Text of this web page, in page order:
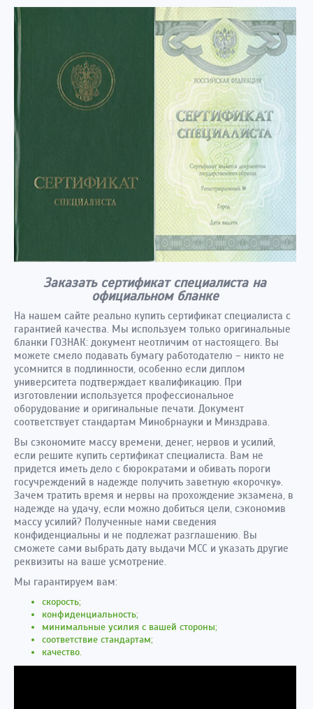
Заказать сертификат специалиста на
официальном бланке
На нашем сайте реально купить сертификат специалиста с
гарантией качества. Мы используем только оригинальные
бланки ГОЗНАК: документ неотличим от настоящего. Вы
можете смело подавать бумагу работодателю – никто не
усомнится в подлинности, особенно если диплом
университета подтверждает квалификацию. При
изготовлении используется профессиональное
оборудование и оригинальные печати. Документ
соответствует стандартам Минобрнауки и Минздрава.
Вы сэкономите массу времени, денег, нервов и усилий,
если решите купить сертификат специалиста. Вам не
придется иметь дело с бюрократами и обивать пороги
госучреждений в надежде получить заветную «корочку».
Зачем тратить время и нервы на прохождение экзамена, в
надежде на удачу, если можно добиться цели, сэкономив
массу усилий? Полученные нами сведения
конфиденциальны и не подлежат разглашению. Вы
сможете сами выбрать дату выдачи МСС и указать другие
реквизиты на ваше усмотрение.
Мы гарантируем вам:
скорость;
конфиденциальность;
минимальные усилия с вашей стороны;
соответствие стандартам;
качество.